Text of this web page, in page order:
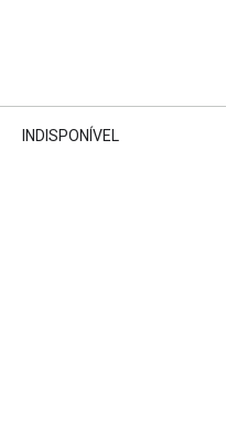
INDISPONÍVEL